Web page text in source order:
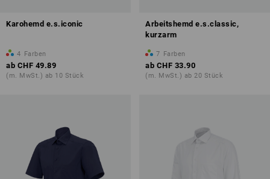
Karohemd e.s.iconic
4 Farben
ab CHF 49.89
(m. MwSt.) ab 10 Stück
Arbeitshemd e.s.classic,
kurzarm
7 Farben
ab CHF 33.90
(m. MwSt.) ab 20 Stück